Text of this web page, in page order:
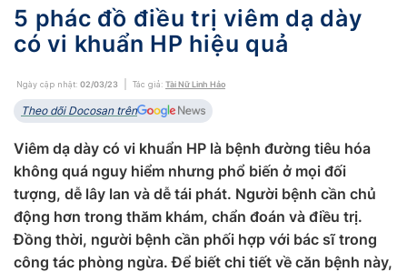
5 phác đồ điều trị viêm dạ dày
có vi khuẩn HP hiệu quả
Ngày cập nhật: 02/03/23 Tác giả: Tài Nữ Linh Hảo
Theo dõi Docosan trên
Viêm dạ dày có vi khuẩn HP là bệnh đường tiêu hóa
không quá nguy hiểm nhưng phổ biến ở mọi đối
tượng, dễ lây lan và dễ tái phát. Người bệnh cần chủ
động hơn trong thăm khám, chẩn đoán và điều trị.
Đồng thời, người bệnh cần phối hợp với bác sĩ trong
công tác phòng ngừa. Để biết chi tiết về căn bệnh này,